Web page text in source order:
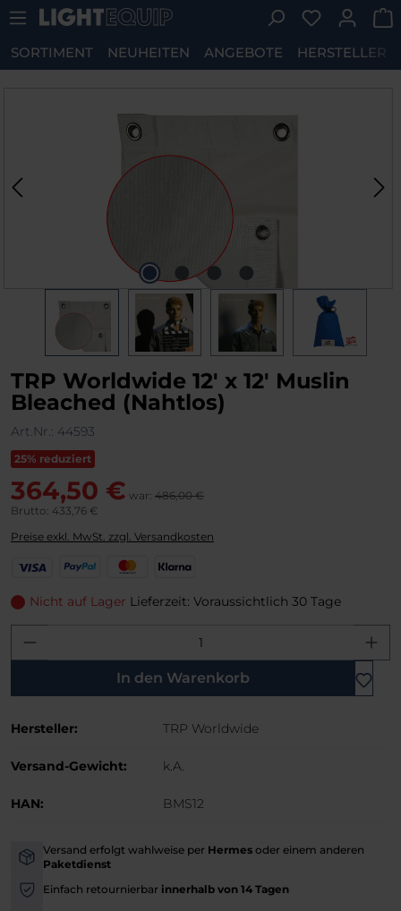
Zum Hauptinhalt springen Du hast 0
SORTIMENT NEUHEITEN ANGEBOTE HERSTELLER
TRP Worldwide 12' x 12' Muslin
Bleached (Nahtlos)
Art.Nr.: 44593
25% reduziert
364,50 € war: 486,00 €
Brutto: 433,76 €
Preise exkl. MwSt. zzgl. Versandkosten
s
P
y
l
s
r
a
K
a
a
Nicht auf Lager Lieferzeit: Voraussichtlich 30 Tage
Produkt Anzahl: Gib den
In den Warenkorb
Hersteller: TRP Worldwide
Versand-Gewicht: k.A.
HAN: BMS12
-
Versand erfolgt wahlweise per Hermes oder einem anderen
Paketdienst
-
Einfach retournierbar innerhalb von 14 Tagen